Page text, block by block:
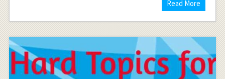
Read More